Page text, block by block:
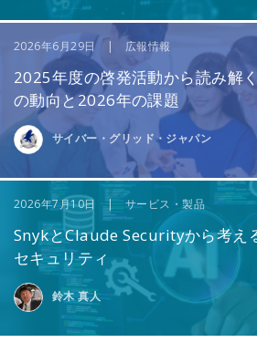
2026年6月29日 | 広報情報
2025年度の啓発活動から読み解
の動向と2026年の課題
サイバー・グリッド・ジャパン
2026年7月10日 | サービス・製品
SnykとClaude Securityから考え
セキュリティ
鈴木 真人